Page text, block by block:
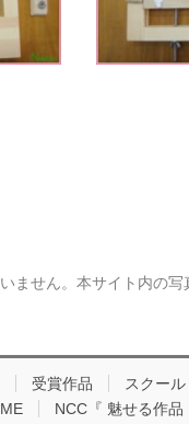
ません。本サイト内の
受賞作品
スクール
NCC『 魅せる作